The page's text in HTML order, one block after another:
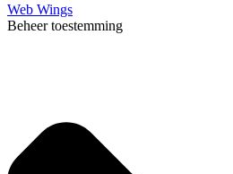
Web Wings
Beheer toestemming